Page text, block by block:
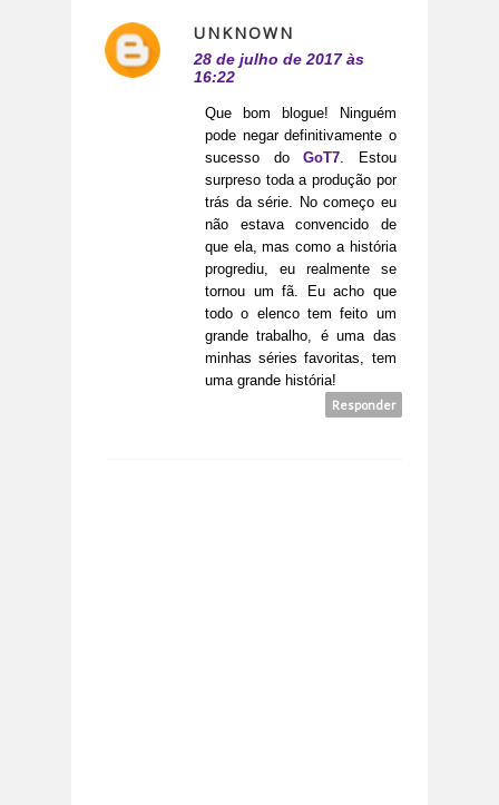
UNKNOWN
28 de julho de 2017 às
16:22
Que bom blogue! Ninguém
pode negar definitivamente o
sucesso doGoT7. Estou
surpreso toda a produção por
trás da série. No começo eu
não estava convencido de
que ela, mas como a história
progrediu, eu realmente se
tornou um fã. Eu acho que
todo o elenco tem feito um
grande trabalho, é uma das
minhas séries favoritas, tem
uma grande história!
Responder